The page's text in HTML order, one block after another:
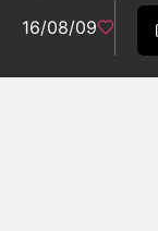
16/08/09